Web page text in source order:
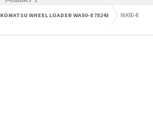
KOMATSU WHEEL LOADER WA50-8 75243
WA50-8